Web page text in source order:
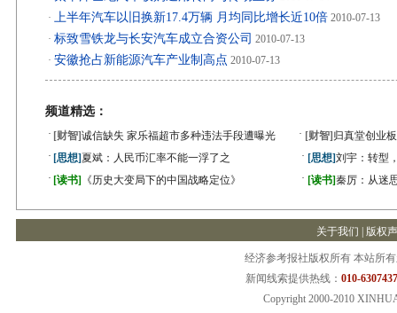
· 上半年汽车以旧换新17.4万辆 月均同比增长近10倍 2010-07-13
· 标致雪铁龙与长安汽车成立合资公司 2010-07-13
· 安徽抢占新能源汽车产业制高点 2010-07-13
频道精选：
· [财智]诚信缺失 家乐福超市多种违法手段遭曝光 · [财智] 归真堂创业
· [思想]夏斌：人民币汇率不能一浮了之 · [思想]刘宇：转型
· [读书] 《历史大变局下的中国战略定位》 · [读书]秦厉：从迷
关于我们 版权
经济参考报社版权所有 本站所
新闻线索提供热线： 010-
Copyright 2000-2010